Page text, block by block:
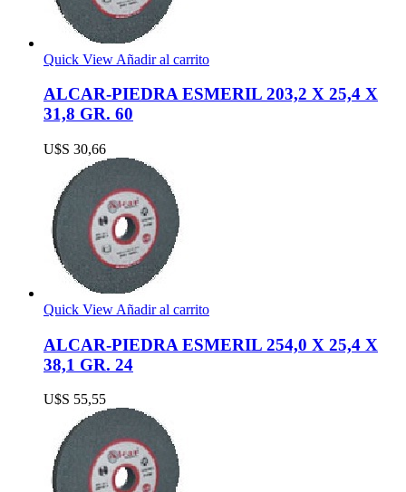
Quick View Añadir al carrito
ALCAR-PIEDRA ESMERIL 203,2 X 25,4 X
31,8 GR. 60
U$S 30,66
Quick View Añadir al carrito
ALCAR-PIEDRA ESMERIL 254,0 X 25,4 X
38,1 GR. 24
U$S 55,55